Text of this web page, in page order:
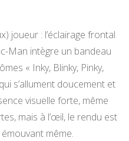
joueur : l’éclairage frontal
Man intègre un bandeau
« Inky, Blinky, Pinky,
s’allument doucement et
visuelle forte, même
mais à l’œil, le rendu est
même.